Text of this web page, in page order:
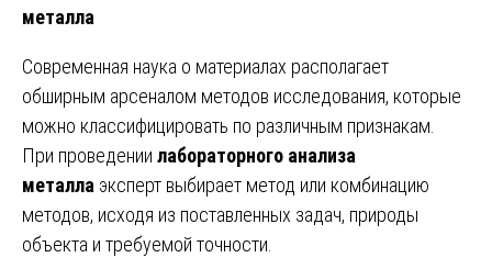
металла
Современная наука о материалах располагает
обширным арсеналом методов исследования, которые
можно классифицировать по различным признакам.
При проведении лабораторного анализа
металла эксперт выбирает метод или комбинацию
методов, исходя из поставленных задач, природы
объекта и требуемой точности.